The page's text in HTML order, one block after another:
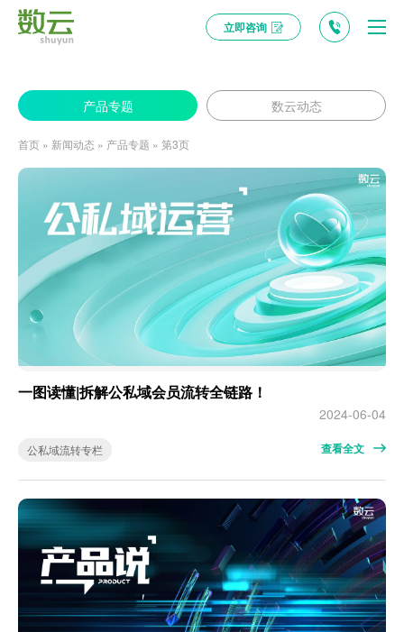
立即咨询
产品专题 数云动态
首页 » 新闻动态 » 产品专题 » 第3页
一图读懂|拆解公私域会员流转全链路！
2024-06-04
公私域流转专栏 查看全文